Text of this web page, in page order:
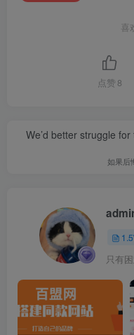
喜
点赞 8
We’d better struggle
如果后
只有